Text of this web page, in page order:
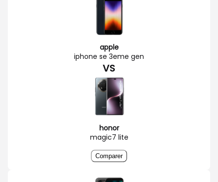
apple
iphone se 3eme gen
VS
honor
magic7 lite
Comparer